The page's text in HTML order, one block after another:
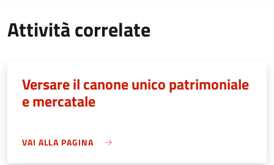
Attività correlate
Versare il canone unico patrimoniale
e mercatale
VAI ALLA PAGINA